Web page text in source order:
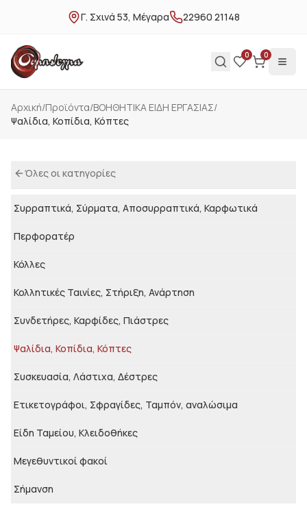
Γ. Σχινά 53, Μέγαρα 22960 21148
0 0
Αρχική/Προϊόντα/ΒΟΗΘΗΤΙΚΑ ΕΙΔΗ ΕΡΓΑΣΙΑΣ/
Ψαλίδια, Κοπίδια, Κόπτες
Όλες οι κατηγορίες
Συρραπτικά, Σύρματα, Αποσυρραπτικά, Καρφωτικά
Περφορατέρ
Κόλλες
Κολλητικές Ταινίες, Στήριξη, Ανάρτηση
Συνδετήρες, Καρφίδες, Πιάστρες
Ψαλίδια, Κοπίδια, Κόπτες
Συσκευασία, Λάστιχα, Δέστρες
Ετικετογράφοι, Σφραγίδες, Ταμπόν, αναλώσιμα
Είδη Ταμείου, Κλειδοθήκες
Μεγεθυντικοί φακοί
Σήμανση